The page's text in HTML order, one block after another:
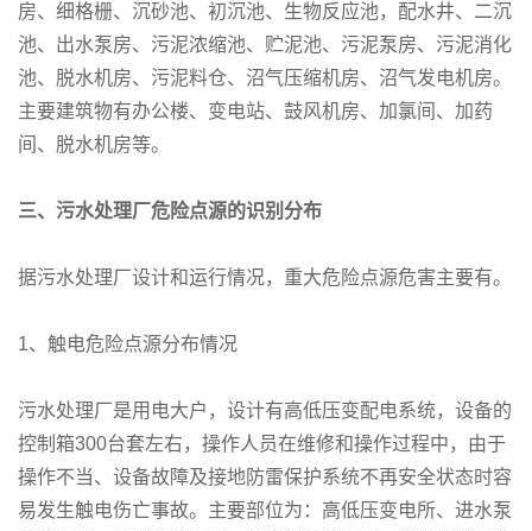
房、细格栅、沉砂池、初沉池、生物反应池，配水井、二沉
池、出水泵房、污泥浓缩池、贮泥池、污泥泵房、污泥消化
池、脱水机房、污泥料仓、沼气压缩机房、沼气发电机房。
主要建筑物有办公楼、变电站、鼓风机房、加氯间、加药
间、脱水机房等。
三、污水处理厂危险点源的识别分布
据污水处理厂设计和运行情况，重大危险点源危害主要有。
1、触电危险点源分布情况
污水处理厂是用电大户，设计有高低压变配电系统，设备的
控制箱300台套左右，操作人员在维修和操作过程中，由于
操作不当、设备故障及接地防雷保护系统不再安全状态时容
易发生触电伤亡事故。主要部位为：高低压变电所、进水泵